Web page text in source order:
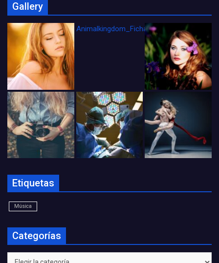
Gallery
Animalkingdom_FichaCine
Etiquetas
Música
Categorías
Categorías